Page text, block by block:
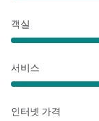
객실
서비스
인터넷 가격